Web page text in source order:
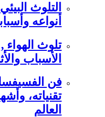
التلوث
أنواعه
تلوث
الأسباب
فن
تقنياته،
العالم